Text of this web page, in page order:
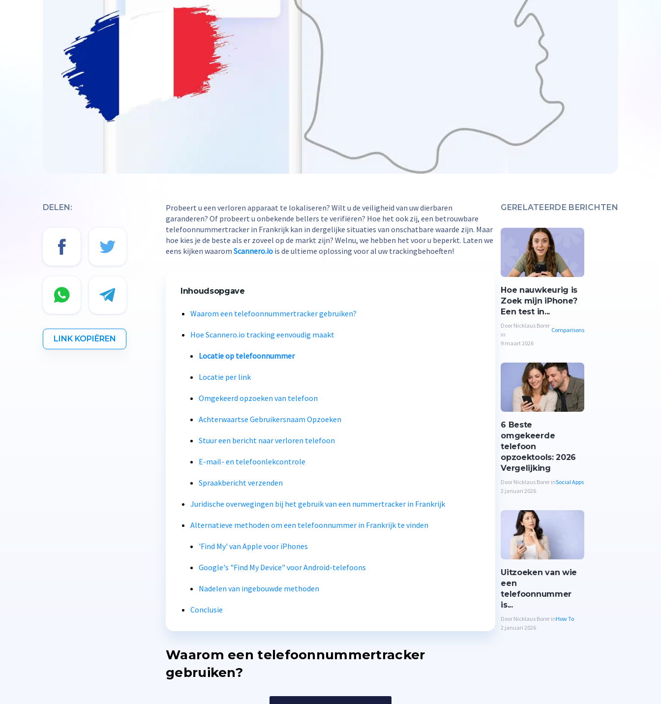
DELEN:
LINK KOPIËREN
Probeert u een verloren apparaat te lokaliseren? Wilt u de veiligheid van uw dierbaren
garanderen? Of probeert u onbekende bellers te verifiëren? Hoe het ook zij, een betrouwbare
telefoonnummertracker in Frankrijk kan in dergelijke situaties van onschatbare waarde zijn. Maar
hoe kies je de beste als er zoveel op de markt zijn? Welnu, we hebben het voor u beperkt. Laten we
eens kijken waarom Scannero.io is de ultieme oplossing voor al uw trackingbehoeften!
Inhoudsopgave
Waarom een telefoonnummertracker gebruiken?
Hoe Scannero.io tracking eenvoudig maakt
Locatie op telefoonnummer
Locatie per link
Omgekeerd opzoeken van telefoon
Achterwaartse Gebruikersnaam Opzoeken
Stuur een bericht naar verloren telefoon
E-mail- en telefoonlekcontrole
Spraakbericht verzenden
Juridische overwegingen bij het gebruik van een nummertracker in Frankrijk
Alternatieve methoden om een telefoonnummer in Frankrijk te vinden
'Find My' van Apple voor iPhones
Google's "Find My Device" voor Android-telefoons
Nadelen van ingebouwde methoden
Conclusie
Waarom een telefoonnummertracker
gebruiken?
GERELATEERDE BERICHTEN
Hoe nauwkeurig is
Zoek mijn iPhone?
Een test in...
Door Nicklaus Borer
in
Comparisons
9 maart 2026
6 Beste
omgekeerde
telefoon
opzoektools: 2026
Vergelijking
Door Nicklaus Borer inSocial Apps
2 januari 2026
Uitzoeken van wie
een
telefoonnummer
is...
Door Nicklaus Borer inHow To
2 januari 2026